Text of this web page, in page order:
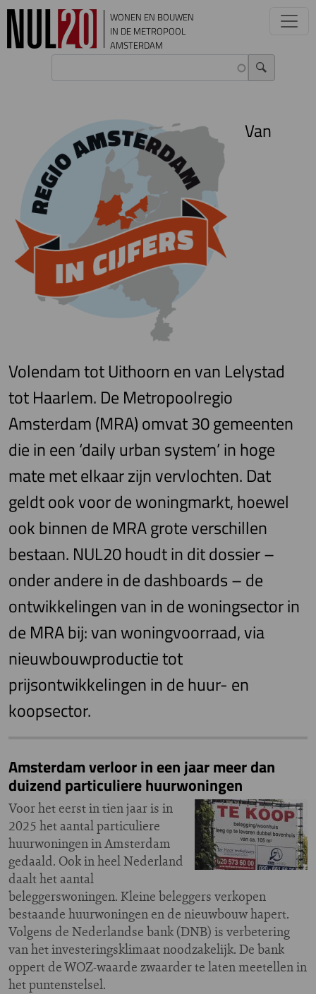
Overslaan en naar de inhoud gaan
WONEN EN BOUWEN
IN DE METROPOOL
AMSTERDAM
Van
Volendam tot Uithoorn en van Lelystad
tot Haarlem. De Metropoolregio
Amsterdam (MRA) omvat 30 gemeenten
die in een ‘daily urban system’ in hoge
mate met elkaar zijn vervlochten. Dat
geldt ook voor de woningmarkt, hoewel
ook binnen de MRA grote verschillen
bestaan. NUL20 houdt in dit dossier –
onder andere in de dashboards – de
ontwikkelingen van in de woningsector in
de MRA bij: van woningvoorraad, via
nieuwbouwproductie tot
prijsontwikkelingen in de huur- en
koopsector.
Amsterdam verloor in een jaar meer dan
duizend particuliere huurwoningen
Voor het eerst in tien jaar is in
2025 het aantal particuliere
huurwoningen in Amsterdam
gedaald. Ook in heel Nederland
daalt het aantal
beleggerswoningen. Kleine beleggers verkopen
bestaande huurwoningen en de nieuwbouw hapert.
Volgens de Nederlandse bank (DNB) is verbetering
van het investeringsklimaat noodzakelijk. De bank
oppert de WOZ-waarde zwaarder te laten meetellen in
het puntenstelsel.